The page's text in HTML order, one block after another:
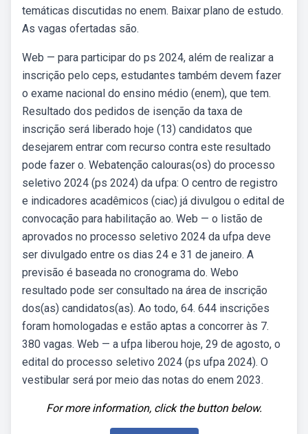
temáticas discutidas no enem. Baixar plano de estudo.
As vagas ofertadas são.
Web — para participar do ps 2024, além de realizar a
inscrição pelo ceps, estudantes também devem fazer
o exame nacional do ensino médio (enem), que tem.
Resultado dos pedidos de isenção da taxa de
inscrição será liberado hoje (13) candidatos que
desejarem entrar com recurso contra este resultado
pode fazer o. Webatenção calouras(os) do processo
seletivo 2024 (ps 2024) da ufpa: O centro de registro
e indicadores acadêmicos (ciac) já divulgou o edital de
convocação para habilitação ao. Web — o listão de
aprovados no processo seletivo 2024 da ufpa deve
ser divulgado entre os dias 24 e 31 de janeiro. A
previsão é baseada no cronograma do. Webo
resultado pode ser consultado na área de inscrição
dos(as) candidatos(as). Ao todo, 64. 644 inscrições
foram homologadas e estão aptas a concorrer às 7.
380 vagas. Web — a ufpa liberou hoje, 29 de agosto, o
edital do processo seletivo 2024 (ps ufpa 2024). O
vestibular será por meio das notas do enem 2023.
For more information, click the button below.